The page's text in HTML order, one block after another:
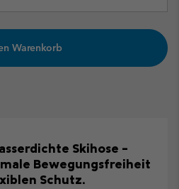
Warenkorb
Skihose –
Bewegungsfreiheit
Schutz.